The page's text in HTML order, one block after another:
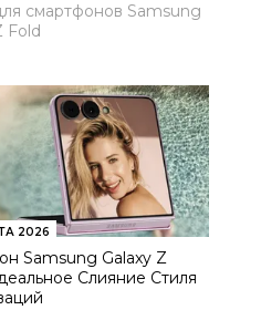
смартфонов Samsung
Fold
2026
Samsung Galaxy Z
Слияние Стиля